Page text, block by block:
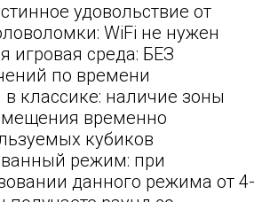
удовольствие от
WiFi не нужен
игровая среда: БЕЗ
по времени
классике: наличие зоны
временно
кубиков
режим: при
данного режима от 4-